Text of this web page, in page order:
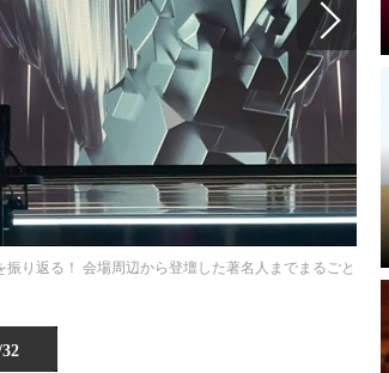
り返る！ 会場周辺から登壇した著名人までまるごと